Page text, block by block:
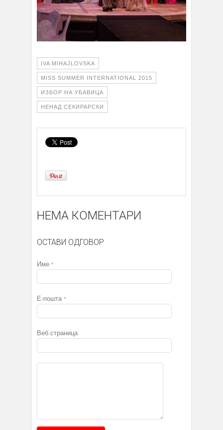
IVA MIHAJLOVSKA
MISS SUMMER INTERNATIONAL 2015
ИЗБОР НА УБАВИЦА
НЕНАД СЕКИРАРСКИ
НЕМА КОМЕНТАРИ
ОСТАВИ ОДГОВОР
Име *
Е-пошта *
Веб страница